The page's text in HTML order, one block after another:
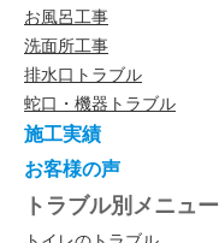
お風呂工事
洗面所工事
排水口トラブル
蛇口・機器トラブル
施工実績
お客様の声
トラブル別メニュー